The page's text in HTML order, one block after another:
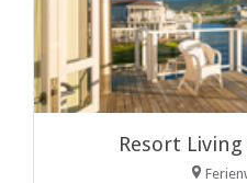
Resort